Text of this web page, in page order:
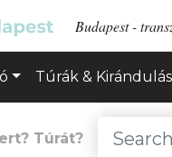
Budapest -
Túrák &
Túrát?